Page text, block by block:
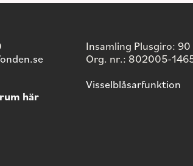
här
Insamling Plusgiro:
Org. nr.: 802005-
Visselblåsarfunktion